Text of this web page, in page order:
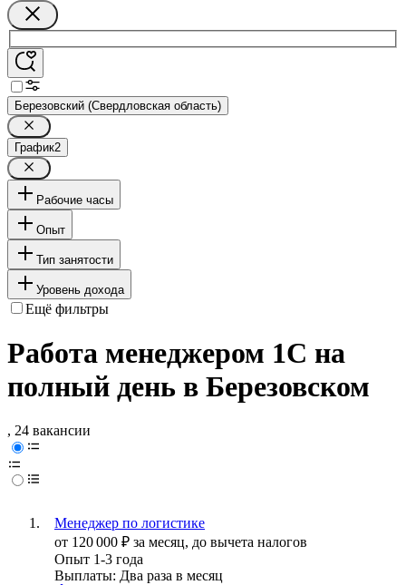
Березовский (Свердловская область)
График2
Рабочие часы
Опыт
Тип занятости
Уровень дохода
Ещё фильтры
Работа менеджером 1С на
полный день в Березовском
, 24 вакансии
Менеджер по логистике
от 120 000 ₽ за месяц, до вычета налогов
Опыт 1-3 года
Выплаты: Два раза в месяц